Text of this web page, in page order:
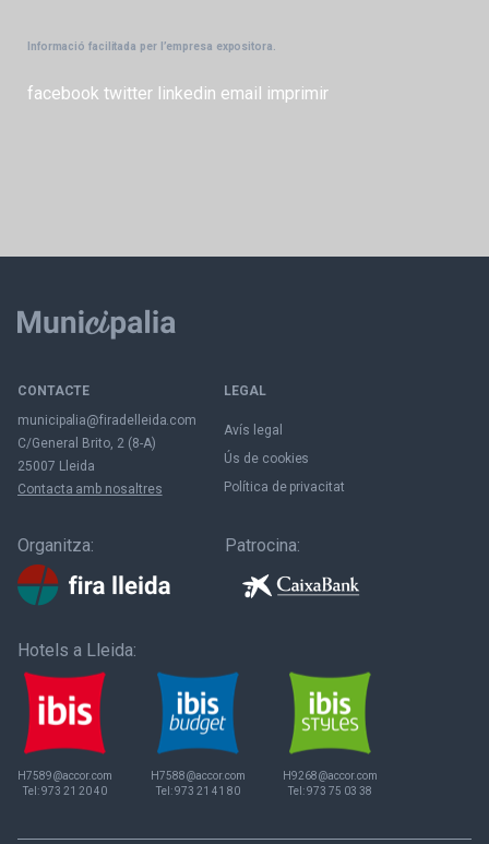
Informació facilitada per l’empresa expositora.
facebook twitter linkedin email imprimir
CONTACTE
municipalia@firadelleida.com
C/General Brito, 2 (8-A)
25007 Lleida
Contacta amb nosaltres
LEGAL
Avís legal
Ús de cookies
Política de privacitat
Organitza: Patrocina:
Hotels a Lleida:
H7589@accor.com
Tel:973 21 20 40
H7588@accor.com
Tel:973 21 41 80
H9268@accor.com
Tel:973 75 03 38